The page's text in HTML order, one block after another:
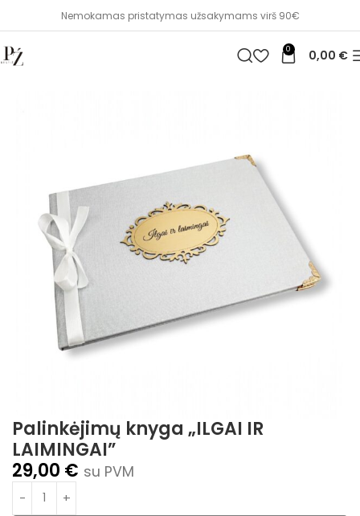
Nemokamas pristatymas užsakymams virš 90€
0 0,00 €
Palinkėjimų knyga „ILGAI IR
LAIMINGAI”
29,00 € su PVM